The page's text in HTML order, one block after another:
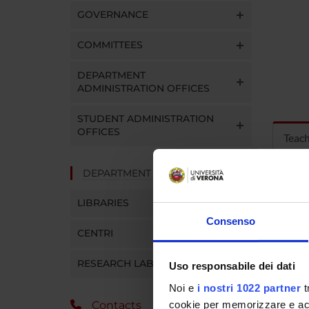
Consenso
Uso responsabile dei dati
Noi e i nostri 1022 partner
cookie per memorizzare e
GOVERNANCE
COMMITTEES
DEPARTMENT
ADMINISTRATION OFFICES
STUDENT ADMINISTRATION
OFFICES
DEPARTMENT FACILITIES
LIBRARIES
CENTRI
RESEARCH LABORATORIES
Contacts
Click